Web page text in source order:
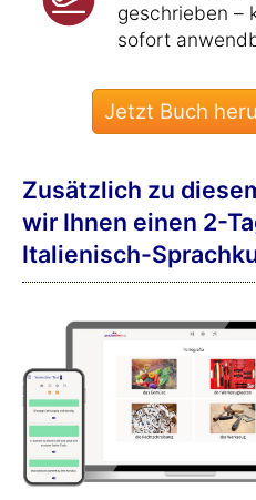
geschrieben –
sofort
Zusätzlich zu
wir Ihnen einen 2-
Italienisch-